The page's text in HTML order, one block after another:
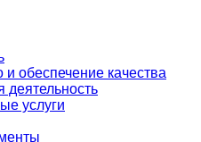
и обеспечение качества
деятельность
услуги